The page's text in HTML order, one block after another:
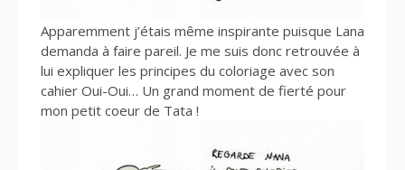
Apparemment j’étais même inspirante puisque Lana
demanda à faire pareil. Je me suis donc retrouvée à
lui expliquer les principes du coloriage avec son
cahier Oui-Oui… Un grand moment de fierté pour
mon petit coeur de Tata !